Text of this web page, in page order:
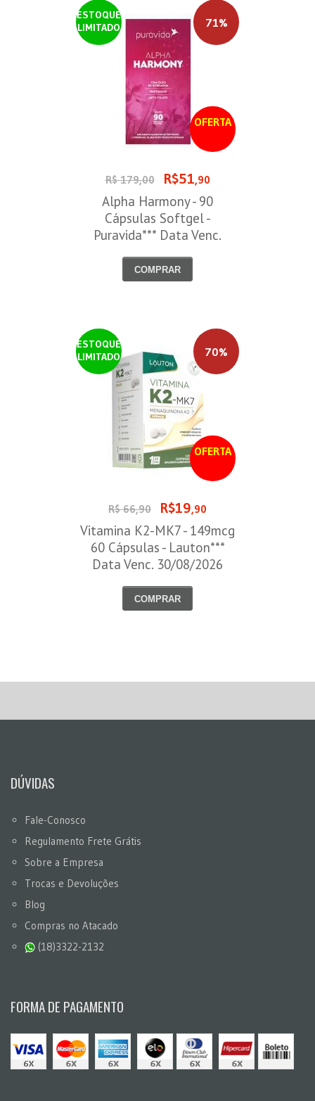
ESTOQUE
LIMITADO
OFERTA
71%
R$ 179,00 R$51,90
Alpha Harmony - 90
Cápsulas Softgel -
Puravida*** Data Venc.
COMPRAR
ESTOQUE
LIMITADO
OFERTA
70%
R$ 66,90 R$19,90
Vitamina K2-MK7 - 149mcg
60 Cápsulas - Lauton***
Data Venc. 30/08/2026
COMPRAR
DÚVIDAS
Fale-Conosco
Regulamento Frete Grátis
Sobre a Empresa
Trocas e Devoluções
Blog
Compras no Atacado
(18)3322-2132
FORMA DE PAGAMENTO